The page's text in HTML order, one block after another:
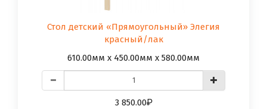
Стол детский «Прямоугольный» Элегия
красный/лак
610.00мм x 450.00мм x 580.00мм
3 850.00